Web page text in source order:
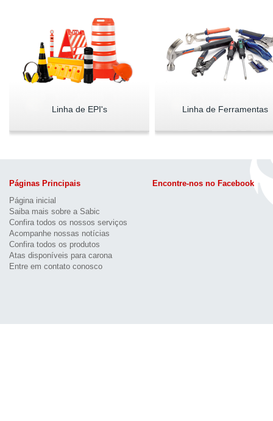
Linha de EPI's Linha de Ferramentas
Páginas Principais
Página inicial
Saiba mais sobre a Sabic
Confira todos os nossos serviços
Acompanhe nossas notícias
Confira todos os produtos
Atas disponíveis para carona
Entre em contato conosco
Encontre-nos no Facebook